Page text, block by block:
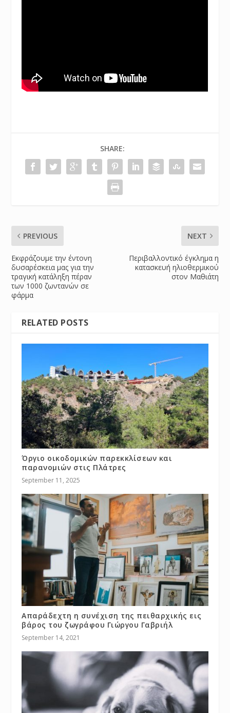
SHARE:
PREVIOUS
Εκφράζουμε την έντονη
δυσαρέσκεια μας για την
τραγική κατάληξη πέραν
των 1000 ζωντανών σε
φάρμα
NEXT
Περιβαλλοντικό έγκλημα η
κατασκευή ηλιοθερμικού
στον Μαθιάτη
RELATED POSTS
Όργιο οικοδομικών παρεκκλίσεων και
παρανομιών στις Πλάτρες
September 11, 2025
Απαράδεχτη η συνέχιση της πειθαρχικής εις
βάρος του ζωγράφου Γιώργου Γαβριήλ
September 14, 2021